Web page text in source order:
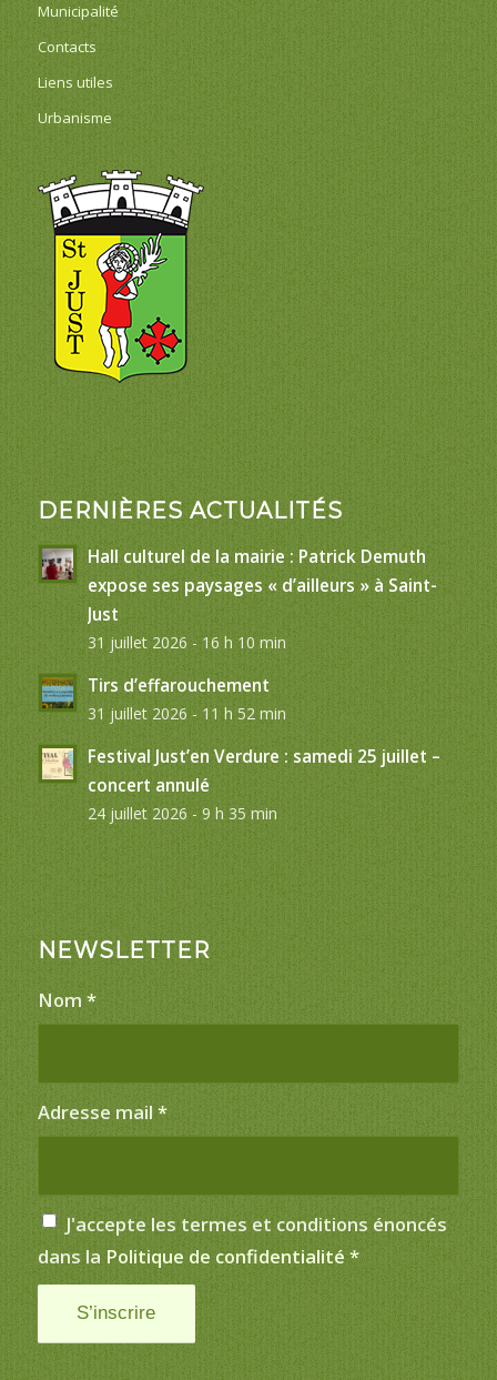
Municipalité
Contacts
Liens utiles
Urbanisme
DERNIÈRES ACTUALITÉS
Hall culturel de la mairie : Patrick Demuth
expose ses paysages « d’ailleurs » à Saint-
Just
31 juillet 2026 - 16 h 10 min
Tirs d’effarouchement
31 juillet 2026 - 11 h 52 min
Festival Just’en Verdure : samedi 25 juillet –
concert annulé
24 juillet 2026 - 9 h 35 min
NEWSLETTER
Nom *
Adresse mail *
J'accepte les termes et conditions énoncés
dans la Politique de confidentialité *